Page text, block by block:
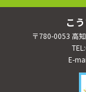
こ
〒780-0053 高
E-